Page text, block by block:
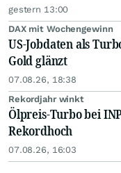
gestern 13:00
DAX mit Wochengewinn
US-Jobdaten als
Gold glänzt
07.08.26, 18:38
Rekordjahr winkt
Ölpreis-Turbo bei
Rekordhoch
07.08.26, 16:03